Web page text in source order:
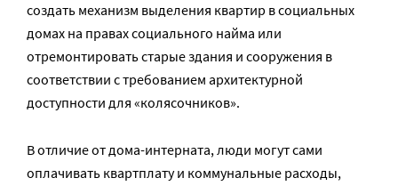
создать механизм выделения квартир в социальных
домах на правах социального найма или
отремонтировать старые здания и сооружения в
соответствии с требованием архитектурной
доступности для «колясочников».
В отличие от дома-интерната, люди могут сами
оплачивать квартплату и коммунальные расходы,